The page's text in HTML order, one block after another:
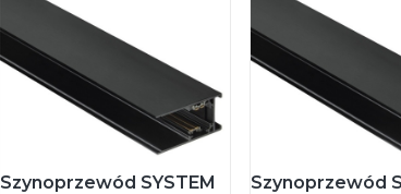
Szynoprzewód SYSTEM
Szynoprzewód